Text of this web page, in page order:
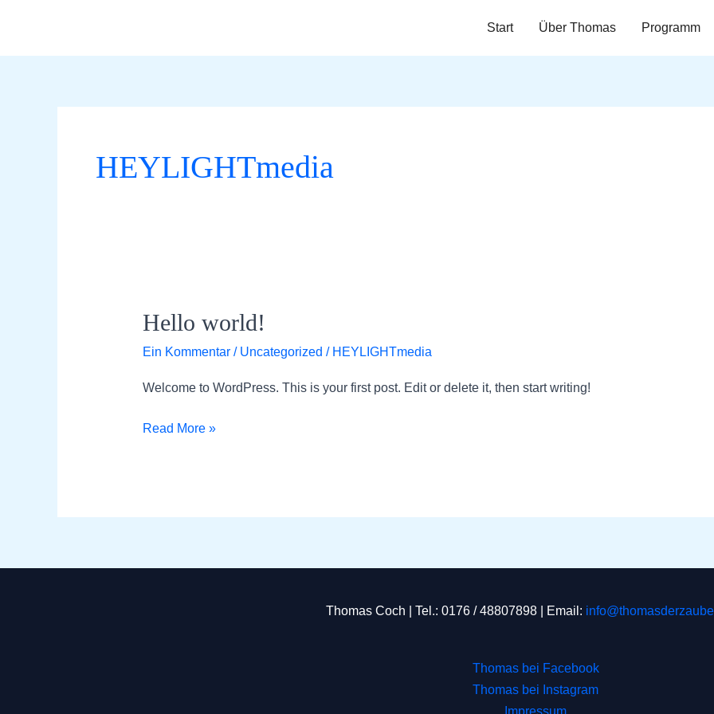
springen
Start Über Thomas Programm
HEYLIGHTmedia
Hello world!
Ein Kommentar / Uncategorized / HEYLIGHTmedia
Welcome to WordPress. This is your first post. Edit or delete it, then start writing!
Hello
Read More »
Thomas Coch | Tel.: 0176 / 48807898 | Email:
Thomas bei Facebook
Thomas bei Instagram
Impressum